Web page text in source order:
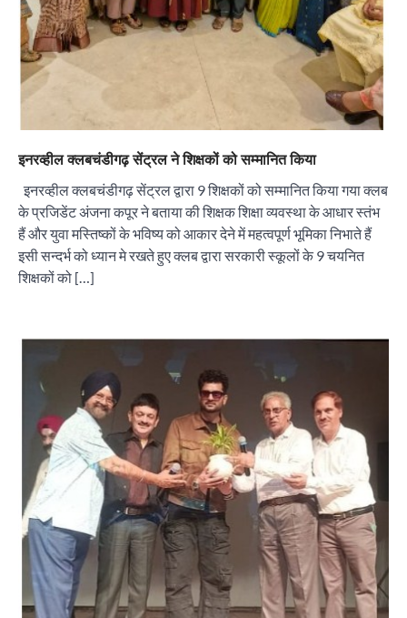
इनरव्हील क्लबचंडीगढ़ सेंट्रल ने शिक्षकों को सम्मानित किया
इनरव्हील क्लबचंडीगढ़ सेंट्रल द्वारा 9 शिक्षकों को सम्मानित किया गया क्लब
के प्रजिडेंट अंजना कपूर ने बताया की शिक्षक शिक्षा व्यवस्था के आधार स्तंभ
हैं और युवा मस्तिष्कों के भविष्य को आकार देने में महत्वपूर्ण भूमिका निभाते हैं
इसी सन्दर्भ को ध्यान मे रखते हुए क्लब द्वारा सरकारी स्कूलों के 9 चयनित
शिक्षकों को […]